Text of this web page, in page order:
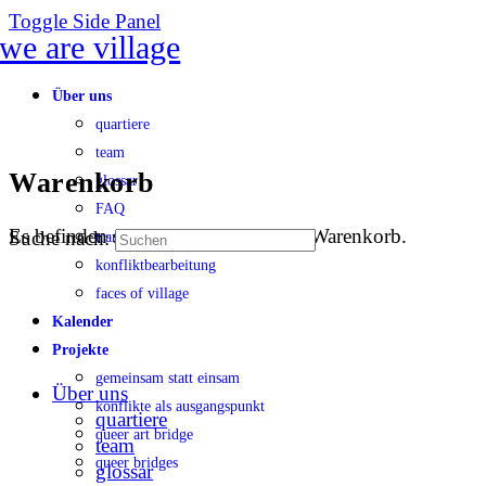
Toggle Side Panel
Über uns
quartiere
team
glossar
FAQ
transparenz
konfliktbearbeitung
faces of village
Kalender
Projekte
gemeinsam statt einsam
konflikte als ausgangspunkt
queer art bridge
queer bridges
Warenkorb
Es befinden sich keine Produkte im Warenkorb.
Suche nach:
Über uns
quartiere
team
glossar